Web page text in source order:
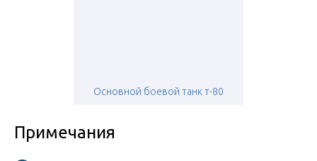
Основной боевой танк т-80
Примечания